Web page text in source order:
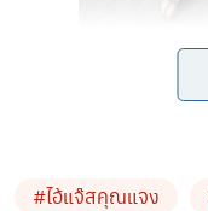
#ไอ้แจ๊สคุณแจง